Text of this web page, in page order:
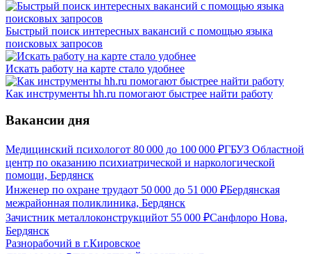
Быстрый поиск интересных вакансий с помощью языка
поисковых запросов
Искать работу на карте стало удобнее
Как инструменты hh.ru помогают быстрее найти работу
Вакансии дня
Медицинский психологот 80 000 до 100 000 ₽ГБУЗ Областной
центр по оказанию психиатрической и наркологической
помощи, Бердянск
Инженер по охране трудаот 50 000 до 51 000 ₽Бердянская
межрайонная поликлиника, Бердянск
Зачистник металлоконструкцийот 55 000 ₽Санфлоро Нова,
Бердянск
Разнорабочий в г.Кировское